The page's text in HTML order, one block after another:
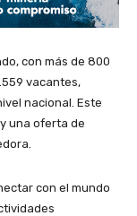
con más de 800
vacantes,
nacional. Este
una oferta de
con el mundo